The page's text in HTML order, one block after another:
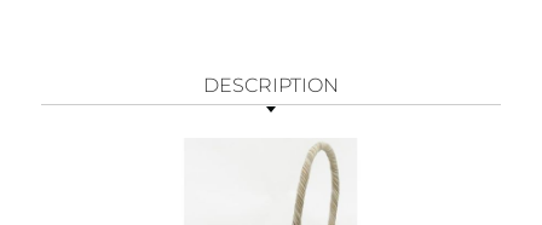
DESCRIPTION